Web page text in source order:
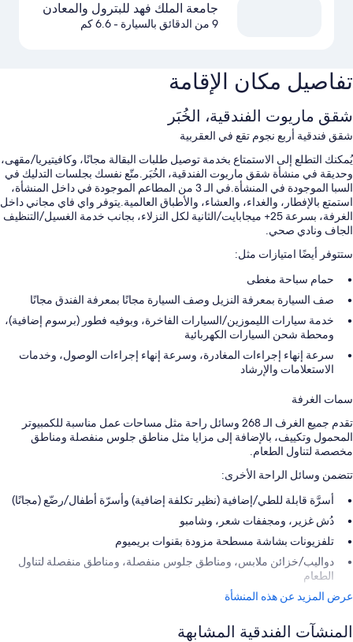
جامعة الملك فهد للبترول والمعادن
9 من الدقائق بالسيارة - 6.6 كم
تفاصيل مكان الإقامة
شقق ماريوت الفندقية، الخُبَر
شقق فندقية أربع نجوم تقع في العقربية
يُمكنك التطلع إلى الاستمتاع بخدمة توصيل طلبات البقالة مجانًا، وكافيتيريا/مقهى،
وحديقة في منشأة شقق ماريوت الفندقية، الخُبَر.متّع نفسك بجلسات التدليك في
السبا الموجودة في المنشأة.في الـ 3 من المطاعم الموجودة في داخل المنشأة،
استمتع بالإفطار، والغداء، والعشاء، والأطباق العالمية.يتوفر واي فاي مجاني داخل
الغرفة، بسرعة 25+ ميجابايت/الثانية لكل النزلاء، بجانب خدمة الغسيل/التنظيف
الجاف ونادي صحي.
ستتوفر أيضًا امتيازات مثل:
حمام سباحة مغطى
صف السيارة بمعرفة النزيل وصف السيارة مجانًا بمعرفة الفندق مجانًا
خدمة سيارات الليموزين/السيارات الفاخرة، وبوفيه فطور (برسوم إضافية)،
ومحطة شحن السيارات الكهربائية
سرعة إنهاء إجراءات المغادرة، وسرعة إنهاء إجراءات الوصول، وخدمات
الاستعلامات والإرشاد
سمات الغرفة
تقدم جميع الغرف الـ 268 وسائل راحة مثل مساحات عمل مناسبة للكمبيوتر
المحمول وتكييف، بالإضافة إلى مزايا مثل مناطق جلوس منفصلة ومناطق
مخصصة لتناول الطعام.
تتضمن وسائل الراحة الأخرى:
أسرَّة قابلة للطي/إضافية (نظير تكلفة إضافية) وأسرّة أطفال/رضّع (مجانًا)
دُش غزير، ومجففات شعر، وشامبو
تلفزيونات بشاشة مسطحة مزودة بقنوات بريميوم
دواليب/خزائن ملابس، ومناطق جلوس منفصلة، ومناطق منفصلة لتناول
الطعام
عرض المزيد عن هذه المنشأة
المنشآت الفندقية المشابهة